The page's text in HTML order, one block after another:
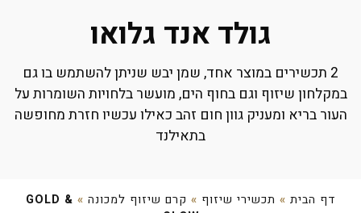
גולד אנד גלואו
2 תכשירים במוצר אחד, שמן יבש שניתן להשתמש בו גם
במקלחון שיזוף וגם בחוף הים, מועשר בלחויות השומרות על
העור בריא ומעניק גוון חום זהב כאילו עכשיו חזרת מחופשה
בתאילנד
דף הבית » תכשירי שיזוף » קרם שיזוף למכונה »
GOLD &